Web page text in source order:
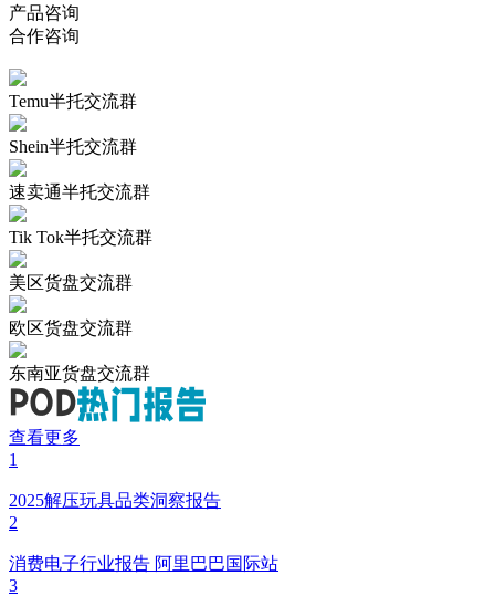
产品咨询
合作咨询
Temu半托交流群
Shein半托交流群
速卖通半托交流群
Tik Tok半托交流群
美区货盘交流群
欧区货盘交流群
东南亚货盘交流群
查看更多
1
2025解压玩具品类洞察报告
2
消费电子行业报告 阿里巴巴国际站
3